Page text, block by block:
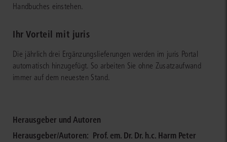
Handbuches einstehen.
Ihr Vorteil mit juris
Die jährlich drei Ergänzungslieferungen werden im juris Portal
automatisch hinzugefügt. So arbeiten Sie ohne Zusatzaufwand
immer auf dem neuesten Stand.
Herausgeber und Autoren
Herausgeber/Autoren: Prof. em. Dr. Dr. h.c. Harm Peter